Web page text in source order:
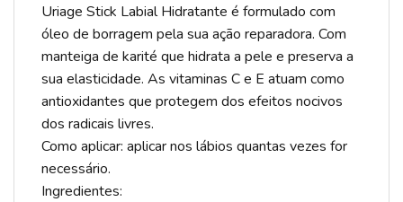
Uriage Stick Labial Hidratante é formulado com
óleo de borragem pela sua ação reparadora. Com
manteiga de karité que hidrata a pele e preserva a
sua elasticidade. As vitaminas C e E atuam como
antioxidantes que protegem dos efeitos nocivos
dos radicais livres.
Como aplicar: aplicar nos lábios quantas vezes for
necessário.
Ingredientes: